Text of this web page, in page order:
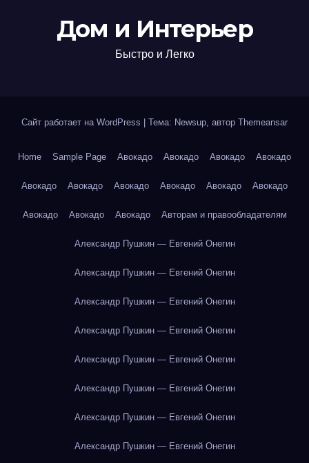
Дом и Интерьер
Быстро и Легко
Сайт работает на WordPress | Тема: Newsup, автор Themeansar
Home Sample Page Авокадо Авокадо Авокадо Авокадо
Авокадо Авокадо Авокадо Авокадо Авокадо Авокадо
Авокадо Авокадо Авокадо Авторам и правообладателям
Александр Пушкин — Евгений Онегин
Александр Пушкин — Евгений Онегин
Александр Пушкин — Евгений Онегин
Александр Пушкин — Евгений Онегин
Александр Пушкин — Евгений Онегин
Александр Пушкин — Евгений Онегин
Александр Пушкин — Евгений Онегин
Александр Пушкин — Евгений Онегин